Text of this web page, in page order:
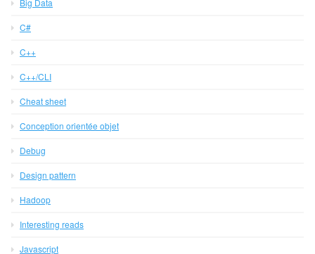
Big Data
C#
C++
C++/CLI
Cheat sheet
Conception orientée objet
Debug
Design pattern
Hadoop
Interesting reads
Javascript